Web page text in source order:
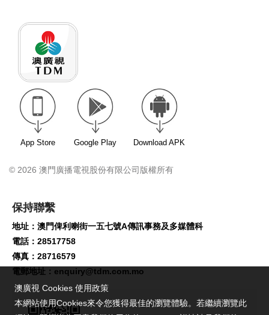
App Store Google Play Download APK
© 2026 澳門廣播電視股份有限公司版權所有
保持聯繫
地址：澳門俾利喇街一五七號A傳訊事務及多媒體科
電話：28517758
傳真：28716579
電郵地址： enquiry@tdm.com.mo
澳廣視 Cookies 使用政策
本網站使用Cookies來令您獲得最佳的瀏覽體驗。若繼續瀏覽此